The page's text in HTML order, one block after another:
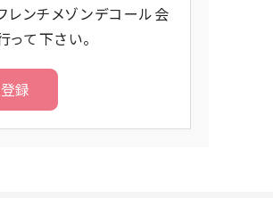
レンチメゾンデコール会
て下さい。